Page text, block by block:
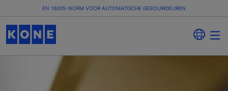
EN 16005-NORM VOOR AUTOMATISCHE GEBOUWDEUREN